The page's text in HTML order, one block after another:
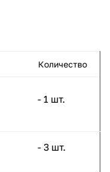
Количество
- 1 шт.
- 3 шт.